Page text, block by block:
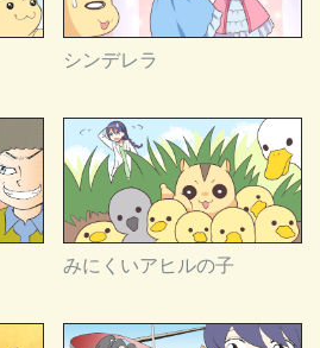
シンデレラ
みにくいアヒルの子